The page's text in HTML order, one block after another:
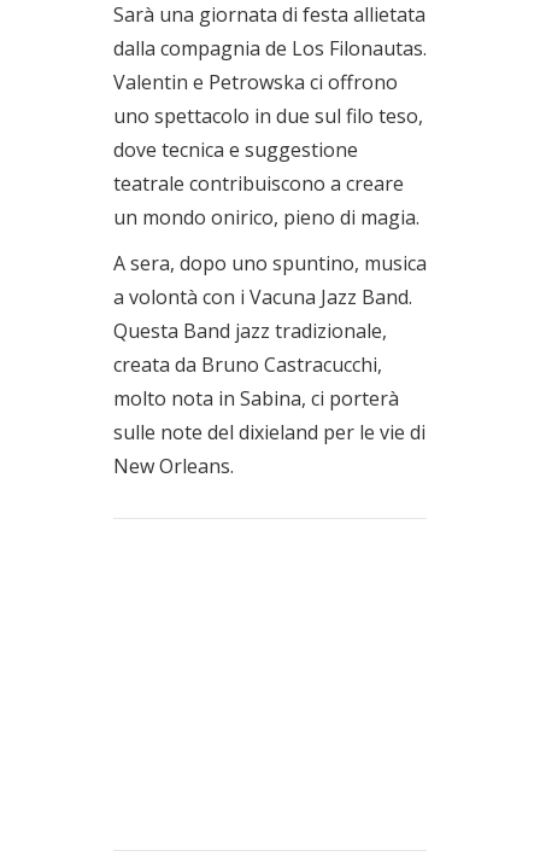
Sarà una giornata di festa allietata
dalla compagnia de Los Filonautas.
Valentin e Petrowska ci offrono
uno spettacolo in due sul filo teso,
dove tecnica e suggestione
teatrale contribuiscono a creare
un mondo onirico, pieno di magia.
A sera, dopo uno spuntino, musica
a volontà con i Vacuna Jazz Band.
Questa Band jazz tradizionale,
creata da Bruno Castracucchi,
molto nota in Sabina, ci porterà
sulle note del dixieland per le vie di
New Orleans.